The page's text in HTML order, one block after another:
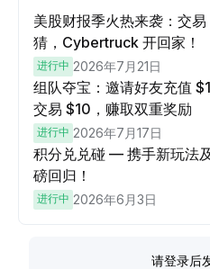
美股财报季火热来袭：交易
猜，Cybertruck 开回家！
进行中 2026年7月21日
组队夺宝：邀请好友充值
交易 $10，赚取双重奖励
进行中 2026年7月17日
积分兑兑碰 — 携手新玩法
磅回归！
进行中 2026年6月3日
请登录后